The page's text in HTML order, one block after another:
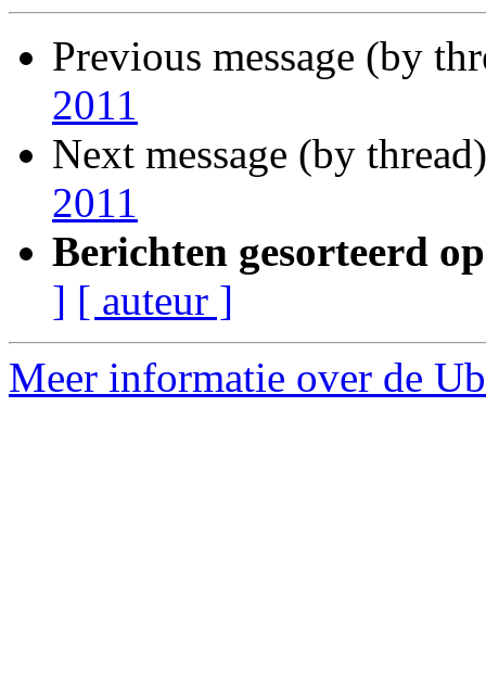
Previous message (by
2011
Next message (by
2011
Berichten gesorteerd
] [ auteur ]
Meer informatie over de